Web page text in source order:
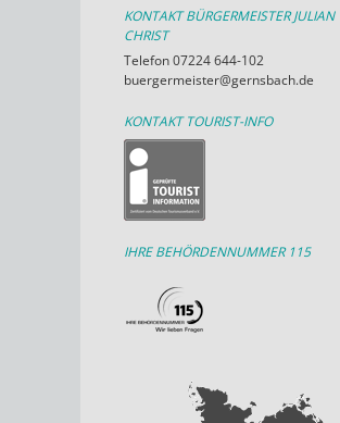
KONTAKT BÜRGERMEISTER JULIAN
CHRIST
Telefon 07224 644-102
buergermeister@gernsbach.de
KONTAKT TOURIST-INFO
IHRE BEHÖRDENNUMMER 115